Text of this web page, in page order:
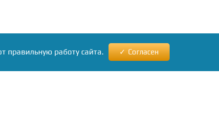
правильную работу сайта. Согласен